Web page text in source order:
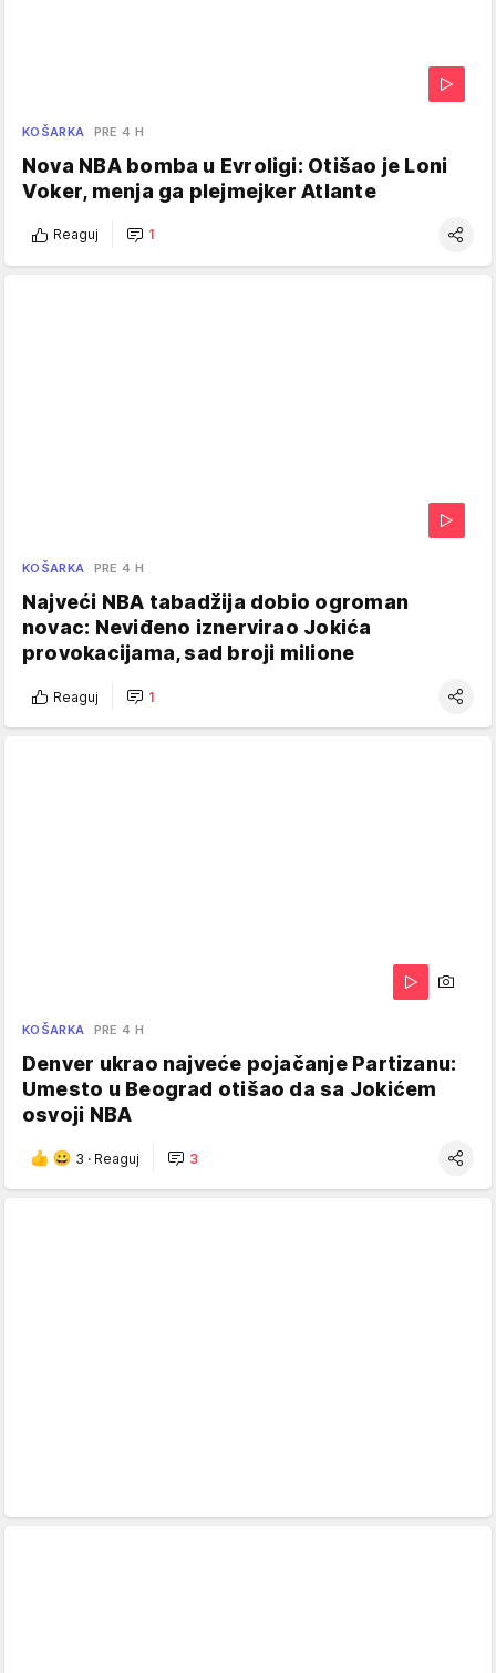
KOŠARKA PRE 4 H
Nova NBA bomba u Evroligi: Otišao je Loni
Voker, menja ga plejmejker Atlante
Reaguj 1
KOŠARKA PRE 4 H
Najveći NBA tabadžija dobio ogroman
novac: Neviđeno iznervirao Jokića
provokacijama, sad broji milione
Reaguj 1
KOŠARKA PRE 4 H
Denver ukrao najveće pojačanje Partizanu:
Umesto u Beograd otišao da sa Jokićem
osvoji NBA
3 · Reaguj 3